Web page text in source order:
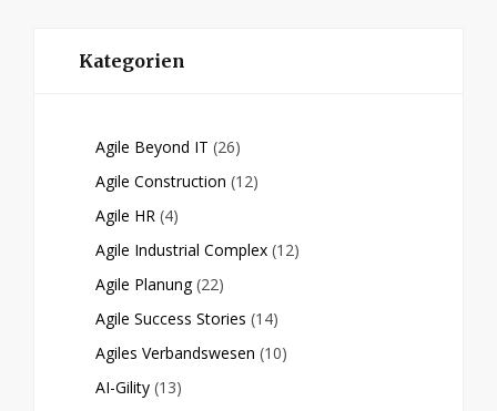
Kategorien
Agile Beyond IT (26)
Agile Construction (12)
Agile HR (4)
Agile Industrial Complex (12)
Agile Planung (22)
Agile Success Stories (14)
Agiles Verbandswesen (10)
AI-Gility (13)